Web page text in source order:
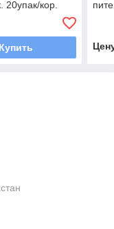
20упак/кор.
Купить